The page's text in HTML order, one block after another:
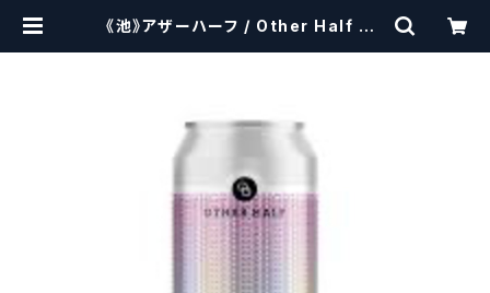
《池》アザーハーフ / Other Half Ho